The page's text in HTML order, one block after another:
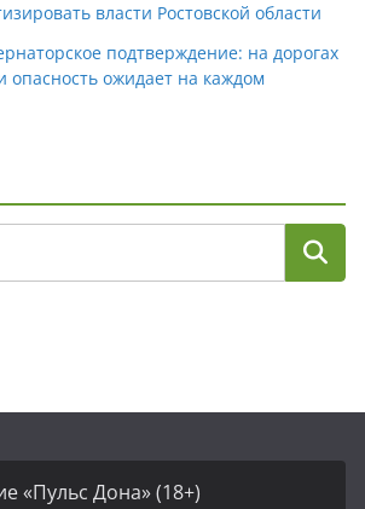
власти Ростовской области
подтверждение: на дорогах
опасность ожидает на каждом
«Пульс Дона» (18+)